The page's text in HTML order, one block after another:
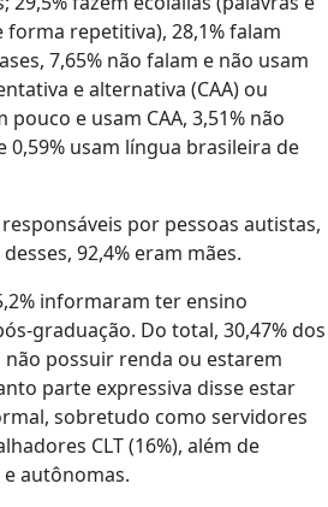
repetitiva), 28,1% falam
7,65% não falam e não usam
e alternativa (CAA) ou
pouco e usam CAA, 3,51% não
0,59% usam língua brasileira de
por pessoas autistas,
92,4% eram mães.
informaram ter ensino
graduação. Do total, 30,47% dos
possuir renda ou estarem
parte expressiva disse estar
sobretudo como servidores
CLT (16%), além de
autônomas.